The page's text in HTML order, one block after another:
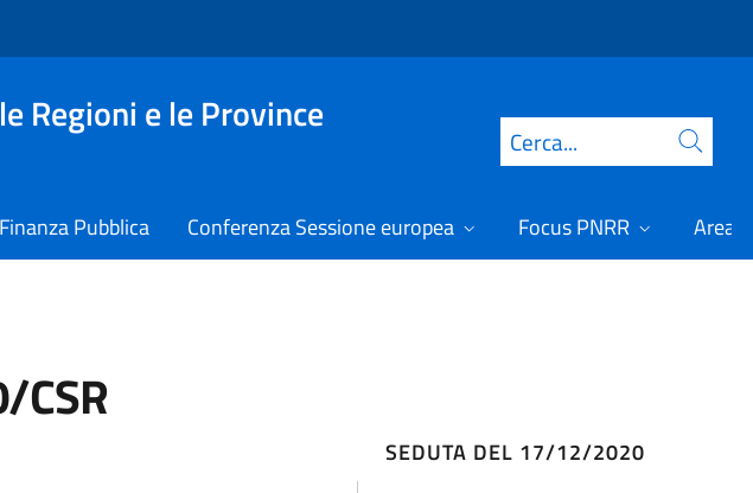
Regioni e le Province
Cerca
Pubblica Conferenza Sessione europea Focus PNRR Area
CSR
SEDUTA DEL 17/12/2020